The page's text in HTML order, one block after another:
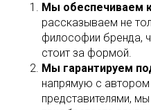
Мы обеспечиваем
рассказываем не
философии бренда,
стоит за формой.
Мы гарантируем
напрямую с
представителями,